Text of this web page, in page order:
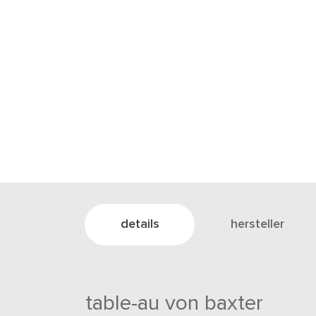
details hersteller
table-au von baxter